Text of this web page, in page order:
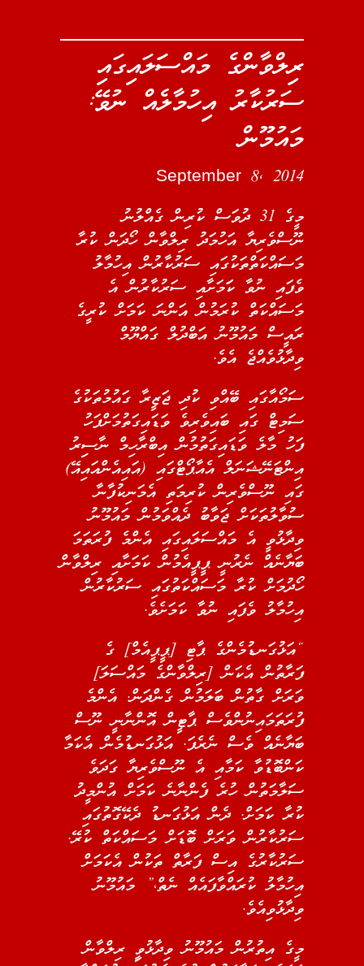
ރިލްވާންގެ މައްސަަލައިގައި
ސަރުކާރު އިހުމާލެއް ނުވޭ:
މައުމޫން
September 8, 2014
މީގެ 31 ދުވަސް ކުރިން ގެއްލުނު
ނޫސްވެރިޔާ އަހުމަދު ރިލްވާން ހޯދަން ކުރާ
މަސައްކަތްތަކުގައި ސަރުކާރުން އިހުމާލު
ވެފައި ނުވާ ކަަމަށާއި ސަރުކާރުން އެ
މަސައްކަތް ކުރަމުން އަންނަ ކަމަށް ކުރީގެ
ރައީސް މައުމޫނު އަބްދުލް ގައްޔޫމް
ވިދާޅުވެއްޖެ އެވެ.
ސަމޯއާގައި ބޭއްވި ކުދި ޖަޒީރާ ގައުމުތަކުގެ
ސަމިޓް ގައި ބައިވެރިވެ ވަޑައިގަތުމަށްފަހު
ފަހު މާލެ ވަޑައިގަތުމުން އިބްރާހިމް ނާސިިރު
އިންޓަނޭޝަނަލް އެއާޕޯޓްގައި (އައިއެންއައިއޭ)
ގައި ނޫސްވެރިން ކުރިމަތި އެމަނިކުފާނާ
ސުވާލުތަކަށް ޖަވާބު ދެއްވަމުން މައުމޫނު
ވިދާޅުވީ އެ މައްސަލައިގައި އެންމެ ފުރަތަމަ
ބަޔާނެއް ނެރުނީ ޕީޕީއެމުން ކަމަށާއި ރިލްވާން
ހޯދުމަށް ކުރާ މަސައްކަތުގައި ސަރުކާރުން
އިހުމާލު ވެފައި ނުވާ ކަމަށެވެ.
“އަޅުގަނޑުމެންގެ ޕާޓި [ޕީޕީއެމް] ގެ
ފަރާތުން އެކަން [ރިލްވާންގެ މައްސަލަ]
ވަރަށް ގާތުން ބަލަމުން ގެންދަން. އެންމެ
ފުރަތަމައިނުންވެސް ޕާޓީން އޮންނާނީ ނޫސް
ބަޔާނެއް ވެސް ނެރެފަ. އަޅުގަނޑުމެން އެކަމާ
ކަންބޮޑުވާ ކަމާއި އެ ނޫސްވެރިޔާ ގަދަވެ
ސަލާމަތުން ހުރެ ފެންނާނެ ކަމަށް އުންމީދު
ކުރާ ކަމަށް. ދެން އަޅުގަނޑު ދެކޭގޮތުގައި
ސަރުކާރުން ވަރަށް ބޮޑަށް މަސައްކަތް ކުރޭ.
ސަރުކާރުގެ އިސް ފަރާތް ތަކުން އެކަމަށް
އިހުމާލު ކުރައްވާފައެއް ނެތް،” މައުމޫނު
ވިދާޅުވިއެވެ.
މީގެ އިތުރުން މައުމޫނު ވިދާޅުވީި ރިލްވާން